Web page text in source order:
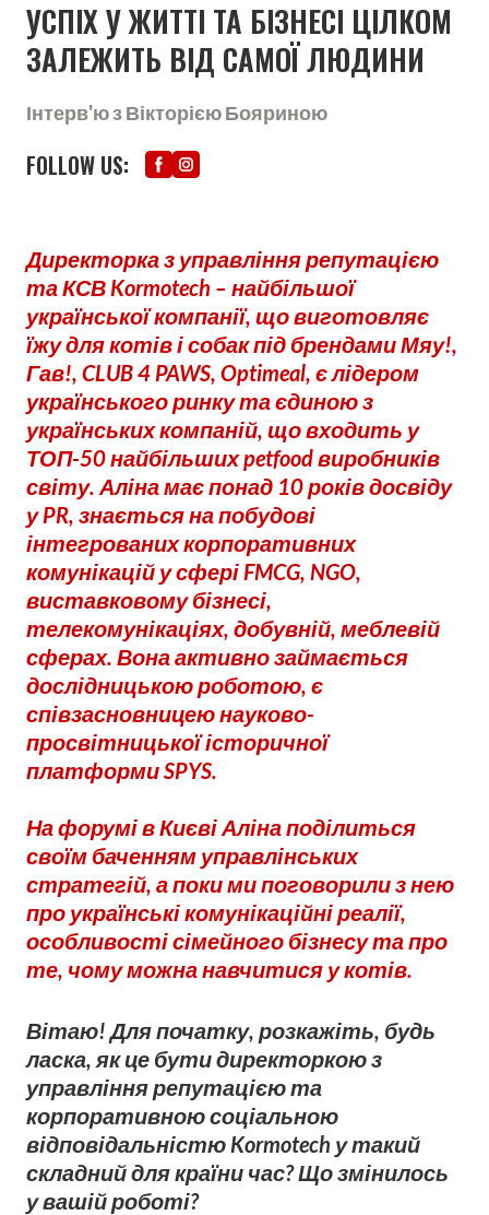
УСПІХ У ЖИТТІ ТА БІЗНЕСІ ЦІЛКОМ
ЗАЛЕЖИТЬ ВІД САМОЇ ЛЮДИНИ
Інтерв'ю з Вікторією Бояриною
FOLLOW US:
Директорка з управління репутацією
та КСВ Kormotech – найбільшої
української компанії, що виготовляє
їжу для котів і собак під брендами Мяу!,
Гав!, CLUB 4 PAWS, Optimeal, є лідером
українського ринку та єдиною з
українських компаній, що входить у
ТОП-50 найбільших petfood виробників
світу. Аліна має понад 10 років досвіду
у PR, знається на побудові
інтегрованих корпоративних
комунікацій у сфері FMCG, NGO,
виставковому бізнесі,
телекомунікаціях, добувній, меблевій
сферах. Вона активно займається
дослідницькою роботою, є
співзасновницею науково-
просвітницької історичної
платформи SPYS.
На форумі в Києві Аліна поділиться
своїм баченням управлінських
стратегій, а поки ми поговорили з нею
про українські комунікаційні реалії,
особливості сімейного бізнесу та про
те, чому можна навчитися у котів.
Вітаю! Для початку, розкажіть, будь
ласка, як це бути директоркою з
управління репутацією та
корпоративною соціальною
відповідальністю Kormotech у такий
складний для країни час? Що змінилось
у вашій роботі?